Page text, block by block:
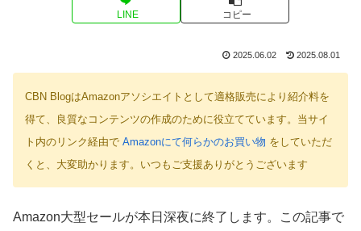
LINE コピー
2025.06.02 2025.08.01
CBN BlogはAmazonアソシエイトとして適格販売により紹介料を
得て、良質なコンテンツの作成のために役立てています。当サイ
ト内のリンク経由で Amazonにて何らかのお買い物 をしていただ
くと、大変助かります。いつもご支援ありがとうございます
Amazon大型セールが本日深夜に終了します。この記事で